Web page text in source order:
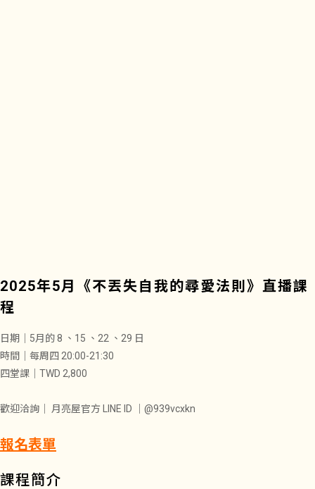
2025年5月《不丟失自我的尋愛法則》直播課
程
日期｜5月的 8 、15 、22 、29 日
時間｜每周四 20:00-21:30
四堂課｜TWD 2,800
歡迎洽詢｜ 月亮屋官方 LINE ID ｜@939vcxkn
報名表單
課程簡介